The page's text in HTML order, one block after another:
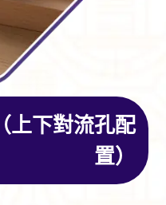
上下對流孔配
置）